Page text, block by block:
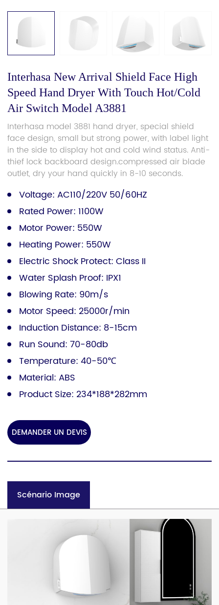
Interhasa New Arrival Shield Face High
Speed Hand Dryer With Touch Hot/Cold
Air Switch Model A3881
Interhasa model 3881 hand dryer, special shield
face design, small but strong power, with label light
in the side to display hot and cold wind status. Anti-
thief lock backboard design.compressed air blade
outlet, dry your hand quickly in 8-10 seconds.
Voltage: AC110/220V 50/60HZ
Rated Power: 1100W
Motor Power: 550W
Heating Power: 550W
Electric Shock Protect: Class II
Water Splash Proof: IPX1
Blowing Rate: 90m/s
Motor Speed: 25000r/min
Induction Distance: 8-15cm
Run Sound: 70-80db
Temperature: 40-50℃
Material: ABS
Product Size: 234*188*282mm
DEMANDER UN DEVIS
Scénario Image